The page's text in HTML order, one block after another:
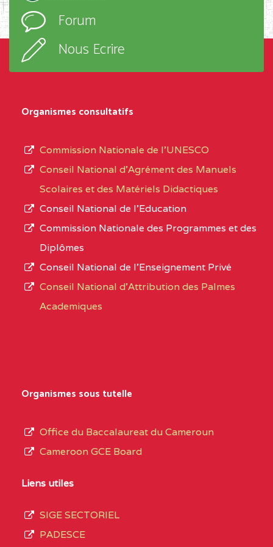
NORD
MERI
EXTREME-
NORD
CETIC DE LOULOU
0CN1TEFD101094115
EXTREME-
NORD
0EI1TEFD100495110
NORD
KOUSSERI
NORD
d’enseignement,
type
L’offre
d’éducation
de
du
de
septembre
Forum
Nous Ecrire
Organismes consultatifs
Commission Nationale de l’UNESCO
Conseil National d’Agrément des Manuels
Scolaires et des Matériels Didactiques
Conseil National de l’Education
Commission Nationale des Programmes et des
Diplômes
Conseil National de l’Enseignement Privé
Conseil National d'Attribution des Palmes
Academiques
Organismes sous tutelle
Office du Baccalaureat du Cameroun
Cameroon GCE Board
Liens utiles
SIGE SECTORIEL
PADESCE